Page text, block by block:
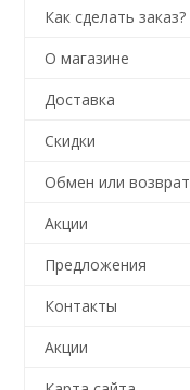
Как сделать заказ?
О магазине
Доставка
Скидки
Обмен или возврат
Акции
Предложения
Контакты
Акции